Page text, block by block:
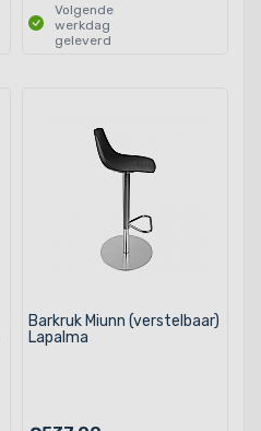
Volgende
werkdag
geleverd
Barkruk Miunn (verstelbaar)
Lapalma